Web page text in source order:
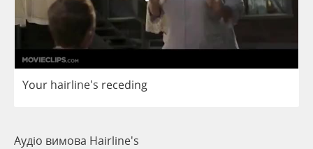
Your hairline's receding
Аудіо вимова Hairline's